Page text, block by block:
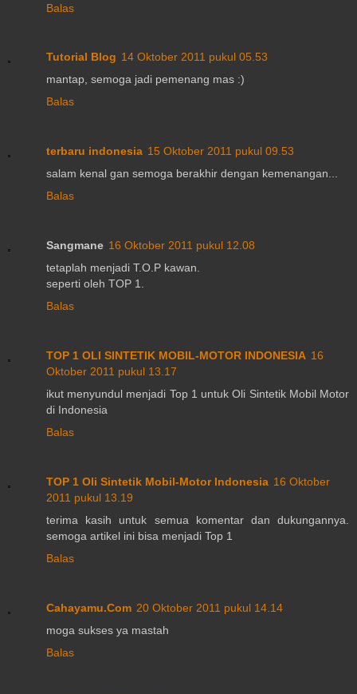
Balas
Tutorial Blog 14 Oktober 2011 pukul 05.53
mantap, semoga jadi pemenang mas :)
Balas
terbaru indonesia 15 Oktober 2011 pukul 09.53
salam kenal gan semoga berakhir dengan kemenangan...
Balas
Sangmane 16 Oktober 2011 pukul 12.08
tetaplah menjadi T.O.P kawan.
seperti oleh TOP 1.
Balas
TOP 1 OLI SINTETIK MOBIL-MOTOR INDONESIA 16
Oktober 2011 pukul 13.17
ikut menyundul menjadi Top 1 untuk Oli Sintetik Mobil Motor
di Indonesia
Balas
TOP 1 Oli Sintetik Mobil-Motor Indonesia 16 Oktober
2011 pukul 13.19
terima kasih untuk semua komentar dan dukungannya.
semoga artikel ini bisa menjadi Top 1
Balas
Cahayamu.Com 20 Oktober 2011 pukul 14.14
moga sukses ya mastah
Balas